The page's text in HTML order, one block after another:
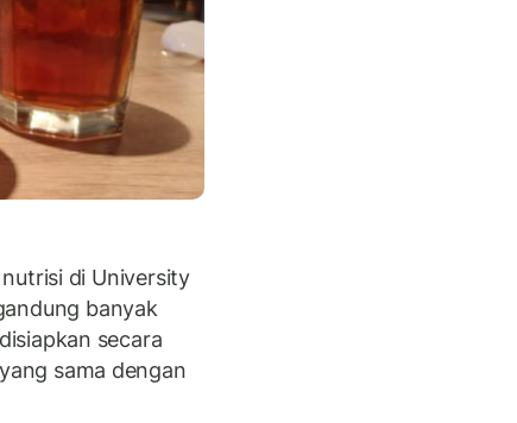
di University
banyak
secara
sama dengan